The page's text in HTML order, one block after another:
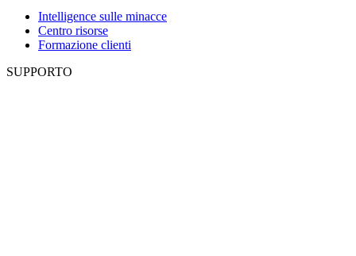
Intelligence sulle minacce
Centro risorse
Formazione clienti
SUPPORTO